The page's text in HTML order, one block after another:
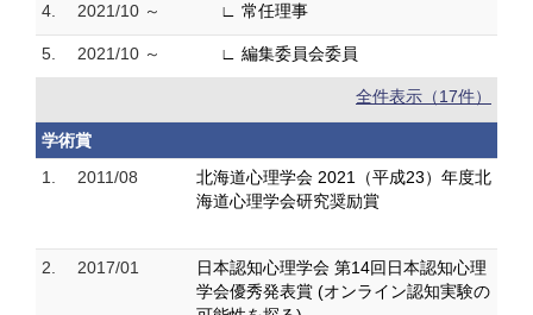
4. 2021/10 ～ ∟ 常任理事
5. 2021/10 ～ ∟ 編集委員会委員
全件表示（17件）
学術賞
1.
2011/08
北海道心理学会 2021（平成23）年度北
海道心理学会研究奨励賞
2. 2017/01
日本認知心理学会 第14回日本認知心理
学会優秀発表賞 (オンライン認知実験の